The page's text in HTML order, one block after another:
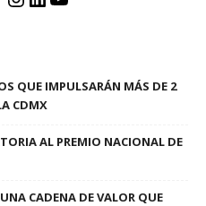
QUE IMPULSARÁN MÁS DE 2
CDMX
AL PREMIO NACIONAL DE
CADENA DE VALOR QUE